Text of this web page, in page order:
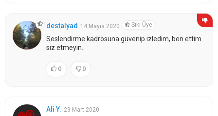
destalyad 14 Mayıs 2020 Sıkı Üye
Seslendirme kadrosuna güvenip izledim, ben ettim
siz etmeyin.
0 0
Ali Y. 23 Mart 2020